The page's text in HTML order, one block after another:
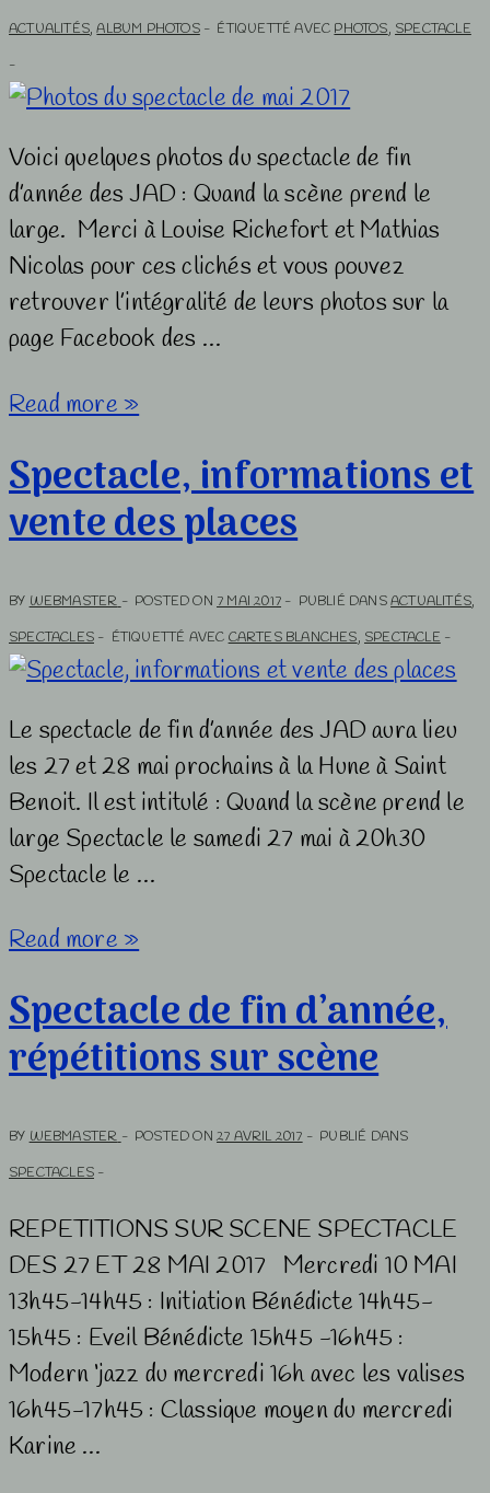
ACTUALITÉS,ALBUM PHOTOS ÉTIQUETTÉ AVECPHOTOS,SPECTACLE
Voici quelques photos du spectacle de fin
d’année des JAD : Quand la scène prend le
large. Merci à Louise Richefort et Mathias
Nicolas pour ces clichés et vous pouvez
retrouver l’intégralité de leurs photos sur la
page Facebook des …
Photos
spectacle
de
mai
Read more »
Spectacle, informations et
vente des places
BY WEBMASTER POSTED ON 7 MAI 2017 PUBLIÉ DANSACTUALITÉS,
SPECTACLES ÉTIQUETTÉ AVEC CARTES BLANCHES, SPECTACLE
Le spectacle de fin d’année des JAD aura lieu
les 27 et 28 mai prochains à la Hune à Saint
Benoit. Il est intitulé : Quand la scène prend le
large Spectacle le samedi 27 mai à 20h30
Spectacle le …
Spectacle,
et
vente
des
Read more »
Spectacle de fin d’année,
répétitions sur scène
BYWEBMASTER POSTED ON27 AVRIL 2017 PUBLIÉ DANS
SPECTACLES
REPETITIONS SUR SCENE SPECTACLE
DES 27 ET 28 MAI 2017 Mercredi 10 MAI
13h45-14h45 : Initiation Bénédicte 14h45-
15h45 : Eveil Bénédicte 15h45 -16h45 :
Modern ‘jazz du mercredi 16h avec les valises
16h45-17h45 : Classique moyen du mercredi
Karine …